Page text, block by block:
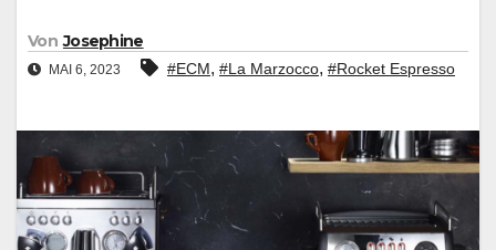
Von Josephine
MAI 6, 2023 #ECM, #La Marzocco, #Rocket Espresso